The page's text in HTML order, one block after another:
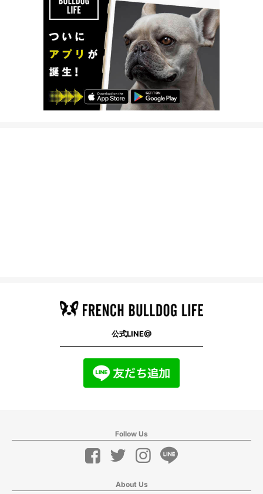
公式LINE@
Follow Us
About Us